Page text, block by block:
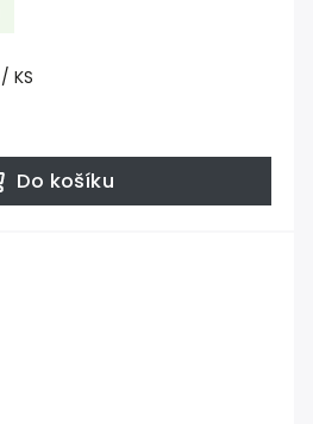
/ KS
Do košíku